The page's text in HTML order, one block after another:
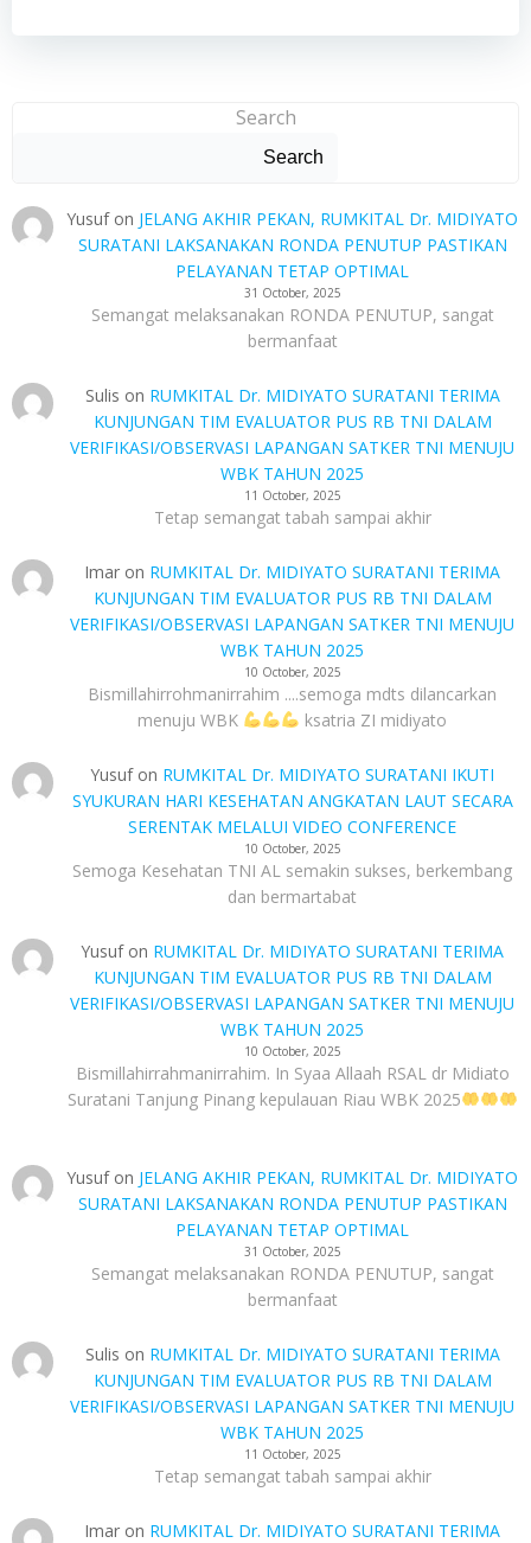
Search
Search
Yusufon JELANG AKHIR PEKAN, RUMKITAL Dr. MIDIYATO
SURATANI LAKSANAKAN RONDA PENUTUP PASTIKAN
PELAYANAN TETAP OPTIMAL
31 October, 2025
Semangat melaksanakan RONDA PENUTUP, sangat
bermanfaat
Sulis on RUMKITAL Dr. MIDIYATO SURATANI TERIMA
KUNJUNGAN TIM EVALUATOR PUS RB TNI DALAM
VERIFIKASI/OBSERVASI LAPANGAN SATKER TNI MENUJU
WBK TAHUN 2025
11 October, 2025
Tetap semangat tabah sampai akhir
Imar on RUMKITAL Dr. MIDIYATO SURATANI TERIMA
KUNJUNGAN TIM EVALUATOR PUS RB TNI DALAM
VERIFIKASI/OBSERVASI LAPANGAN SATKER TNI MENUJU
WBK TAHUN 2025
10 October, 2025
Bismillahirrohmanirrahim ....semoga mdts dilancarkan
menuju WBK
ksatria ZI midiyato
Yusufon RUMKITAL Dr. MIDIYATO SURATANI IKUTI
SYUKURAN HARI KESEHATAN ANGKATAN LAUT SECARA
SERENTAK MELALUI VIDEO CONFERENCE
10 October, 2025
Semoga Kesehatan TNI AL semakin sukses, berkembang
dan bermartabat
Yusufon RUMKITAL Dr. MIDIYATO SURATANI TERIMA
KUNJUNGAN TIM EVALUATOR PUS RB TNI DALAM
VERIFIKASI/OBSERVASI LAPANGAN SATKER TNI MENUJU
WBK TAHUN 2025
10 October, 2025
Bismillahirrahmanirrahim. In Syaa Allaah RSAL dr Midiato
Suratani Tanjung Pinang kepulauan Riau WBK 2025
Yusufon JELANG AKHIR PEKAN, RUMKITAL Dr. MIDIYATO
SURATANI LAKSANAKAN RONDA PENUTUP PASTIKAN
PELAYANAN TETAP OPTIMAL
31 October, 2025
Semangat melaksanakan RONDA PENUTUP, sangat
bermanfaat
Sulis on RUMKITAL Dr. MIDIYATO SURATANI TERIMA
KUNJUNGAN TIM EVALUATOR PUS RB TNI DALAM
VERIFIKASI/OBSERVASI LAPANGAN SATKER TNI MENUJU
WBK TAHUN 2025
11 October, 2025
Tetap semangat tabah sampai akhir
Imar on RUMKITAL Dr. MIDIYATO SURATANI TERIMA